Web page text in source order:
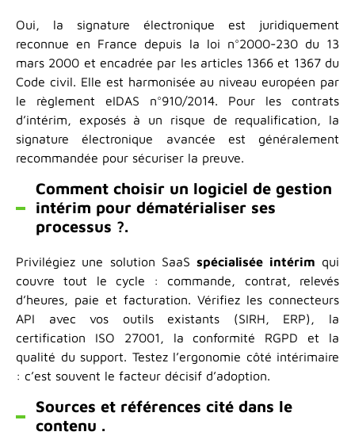
Oui, la signature électronique est juridiquement
reconnue en France depuis la loi n°2000-230 du 13
mars 2000 et encadrée par les articles 1366 et 1367 du
Code civil. Elle est harmonisée au niveau européen par
le règlement eIDAS n°910/2014. Pour les contrats
d’intérim, exposés à un risque de requalification, la
signature électronique avancée est généralement
recommandée pour sécuriser la preuve.
Comment choisir un logiciel de gestion
intérim pour dématérialiser ses
processus ?.
Privilégiez une solution SaaSspécialisée intérim qui
couvre tout le cycle : commande, contrat, relevés
d’heures, paie et facturation. Vérifiez les connecteurs
API avec vos outils existants (SIRH, ERP), la
certification ISO 27001, la conformité RGPD et la
qualité du support. Testez l’ergonomie côté intérimaire
: c’est souvent le facteur décisif d’adoption.
Sources et références cité dans le
contenu .